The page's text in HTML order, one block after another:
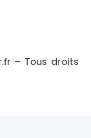
– Tous droits